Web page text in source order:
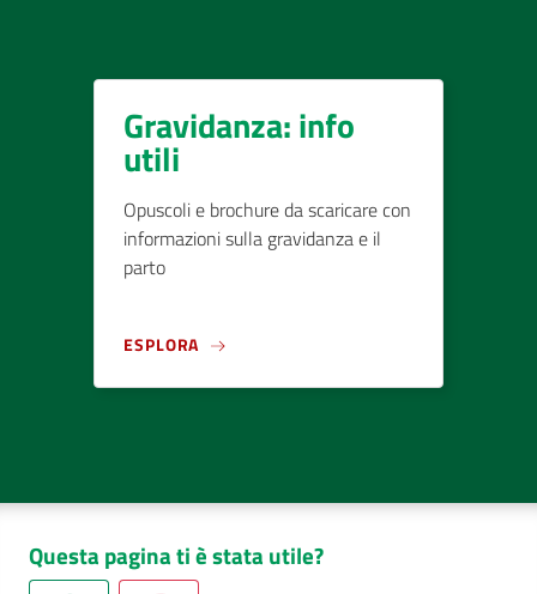
Gravidanza: info
utili
Opuscoli e brochure da scaricare con
informazioni sulla gravidanza e il
parto
ESPLORA
Questa pagina ti è stata utile?